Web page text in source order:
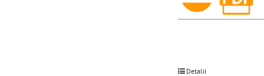
Detalii